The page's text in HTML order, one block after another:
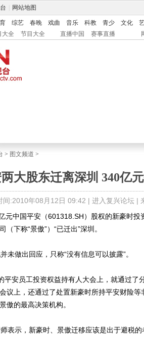
网站地图
综艺 春晚 戏曲 音乐 科教 青少 文化
大全 节目大全 直播中国 赛事直播
> 图文频道 >
大股东迁离深圳 340亿
间:2010年08月12日 09:42 | 进入复兴论坛|
中国平安（601318.SH）股权的新豪时投
下称“景傲”）“已迁出”深圳。
做出回应，只称“没有信息可以披露”。
安员工投资权益持有人大会上，就通过了
议上，还通过了处置新豪时所持平安财险
傲的最高决策机构。
表示，新豪时、景傲迁移应该是出于避税